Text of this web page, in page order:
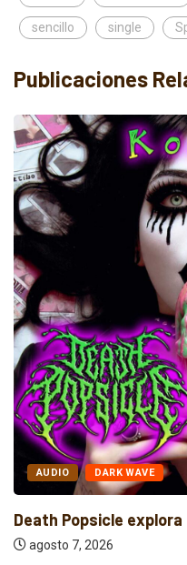
sencillo single
Publicaciones
AUDIO ELECTRÓNICA
GUMR conecta techno
agosto 7, 2026